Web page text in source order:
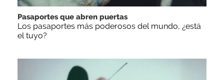
Pasaportes que abren puertas
Los pasaportes más poderosos del mundo, ¿está
el tuyo?